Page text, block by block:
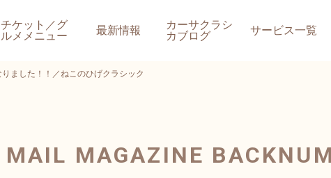
チケット／グ
ルメメニュー
最新情報
カーサクラシ
カブログ
サービス一覧
ました！！／ねこのひげクラシック
MAIL MAGAZINE